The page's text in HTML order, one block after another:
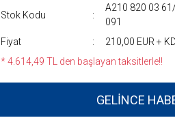
Stok Kodu
A210 820 03
091
Fiyat
210,00 EUR +
* 4.614,49 TL den başlayan taksitlerle!!
GELİNCE